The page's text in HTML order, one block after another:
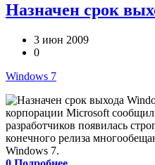
Назначен срок
3 июн 2009
0
Windows 7
корпорации Microsoft сообщил
разработчиков появилась
конечного релиза
Windows 7.